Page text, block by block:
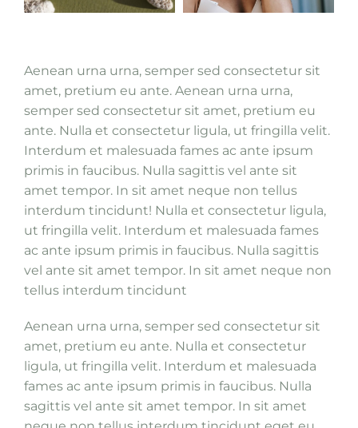
Aenean urna urna, semper sed consectetur sit
amet, pretium eu ante. Aenean urna urna,
semper sed consectetur sit amet, pretium eu
ante. Nulla et consectetur ligula, ut fringilla velit.
Interdum et malesuada fames ac ante ipsum
primis in faucibus. Nulla sagittis vel ante sit
amet tempor. In sit amet neque non tellus
interdum tincidunt! Nulla et consectetur ligula,
ut fringilla velit. Interdum et malesuada fames
ac ante ipsum primis in faucibus. Nulla sagittis
vel ante sit amet tempor. In sit amet neque non
tellus interdum tincidunt
Aenean urna urna, semper sed consectetur sit
amet, pretium eu ante. Nulla et consectetur
ligula, ut fringilla velit. Interdum et malesuada
fames ac ante ipsum primis in faucibus. Nulla
sagittis vel ante sit amet tempor. In sit amet